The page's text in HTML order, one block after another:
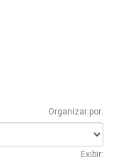
Organizar por:
Exibir: